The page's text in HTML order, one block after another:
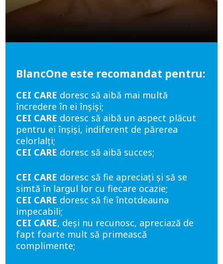
BlancOne este recomandat pentru:
CEI CARE doresc să aibă mai multă
încredere în ei înșiși;
CEI CARE doresc să aibă un aspect plăcut
pentru ei înșiși, indiferent de părerea
celorlalți;
CEI CARE doresc să aibă succes;
CEI CARE doresc să fie apreciați și să se
simtă în largul lor cu fiecare ocazie;
CEI CARE doresc să fie întotdeauna
impecabili;
CEI CARE, deși nu recunosc, apreciază de
fapt foarte mult să primească
complimente;